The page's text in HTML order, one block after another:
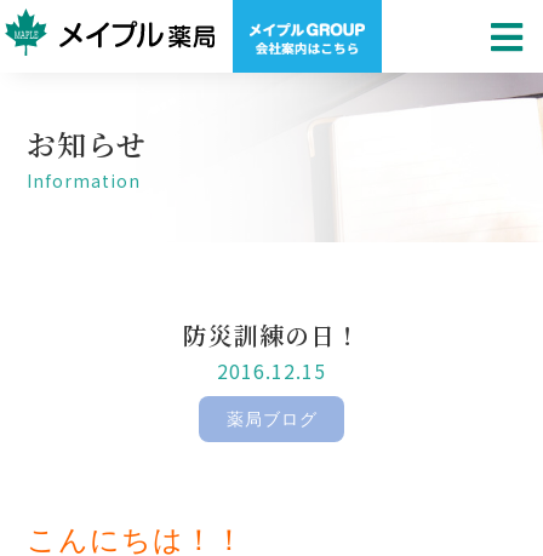
お知らせ
Information
防災訓練の日！
2016.12.15
薬局ブログ
こんにちは！！